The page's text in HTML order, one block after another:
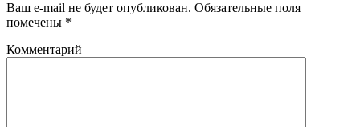
Ваш e-mail не будет опубликован. Обязательные поля
помечены *
Комментарий